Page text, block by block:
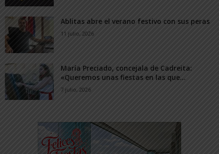
Ablitas abre el verano festivo con sus peras
11 julio, 2026
María Preciado, concejala de Cadreita:
«Queremos unas fiestas en las que...
7 julio, 2026